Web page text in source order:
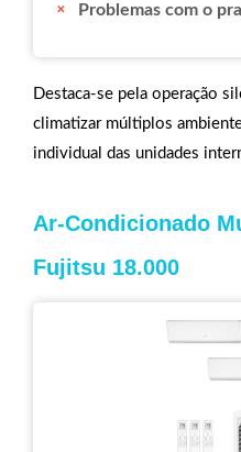
Problemas com o
Destaca-se pela operação
climatizar múltiplos
individual das unidades
Ar-Condicionado
Fujitsu 18.000